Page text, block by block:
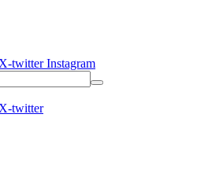
twitter Instagram
twitter